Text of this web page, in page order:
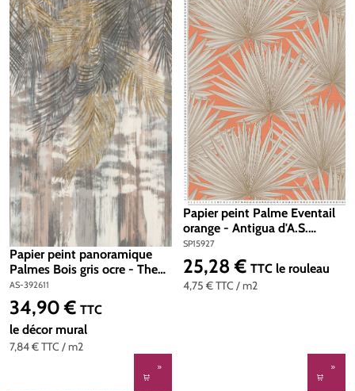
Papier peint panoramique
Palmes Bois gris ocre - The
Wall 2 d'A.S. Création | Réf.
AS-392611
AS-392611
7,84 €TTC / m2
Prix régulier :
34,90 € TTC
le décor mural
Papier peint Palme Eventail
orange - Antigua d'A.S.
Création | Réf. SP15927
SP15927
4,75 €TTC / m2
Prix régulier :
25,28 € TTC le rouleau